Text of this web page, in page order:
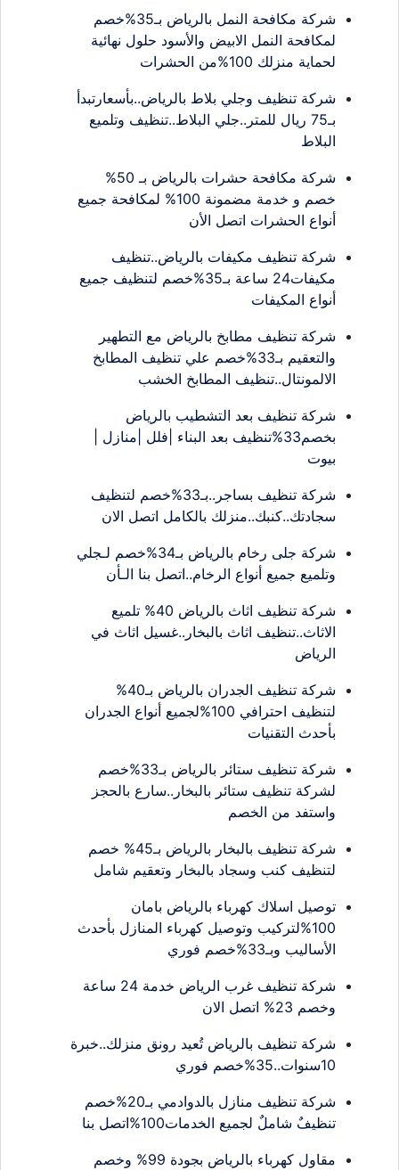
شركة مكافحة النمل بالرياض بـ35%خصم
لمكافحة النمل الابيض والأسود حلول نهائية
لحماية منزلك 100%من الحشرات
شركة تنظيف وجلي بلاط بالرياض..بأسعارتبدأ
بـ75 ريال للمتر..جلي البلاط..تنظيف وتلميع
شركة مكافحة حشرات بالرياض بـ 50%
خصم و خدمة مضمونة 100% لمكافحة جميع
أنواع الحشرات اتصل الأن
شركة تنظيف مكيفات بالرياض..تنظيف
مكيفات24 ساعة بـ35%خصم لتنظيف جميع
أنواع المكيفات
شركة تنظيف مطابخ بالرياض مع التطهير
والتعقيم بـ33%خصم علي تنظيف المطابخ
الالمونتال..تنظيف المطابخ الخشب
شركة تنظيف بعد التشطيب بالرياض
بخصم33%تنظيف بعد البناء |فلل |منازل |
شركة تنظيف بساجر..بـ33%خصم لتنظيف
سجادتك..كنبك..منزلك بالكامل اتصل الان
شركة جلى رخام بالرياض بـ34%خصم لـجلي
وتلميع جميع أنواع الرخام..اتصل بنا الـأن
شركة تنظيف اثاث بالرياض 40% تلميع
الاثاث..تنظيف اثاث بالبخار..غسيل اثاث في
شركة تنظيف الجدران بالرياض بـ40%
لتنظيف احترافي 100%لجميع أنواع الجدران
بأحدث التقنيات
شركة تنظيف ستائر بالرياض بـ33%خصم
لشركة تنظيف ستائر بالبخار..سارع بالحجز
واستفد من الخصم
شركة تنظيف بالبخار بالرياض بـ45% خصم
لتنظيف كنب وسجاد بالبخار وتعقيم شامل
توصيل اسلاك كهرباء بالرياض بامان
100%لتركيب وتوصيل كهرباء المنازل بأحدث
الأساليب وبـ33%خصم فوري
شركة تنظيف غرب الرياض خدمة 24 ساعة
شركة تنظيف بالرياض تُعيد رونق منزلك..خبرة
شركة تنظيف منازل بالدوادمي بـ20%خصم
تنظيفٌ شاملٌ لجميع الخدمات100%اتصل بنا
مقاول كهرباء بالرياض بجودة 99% وخصم